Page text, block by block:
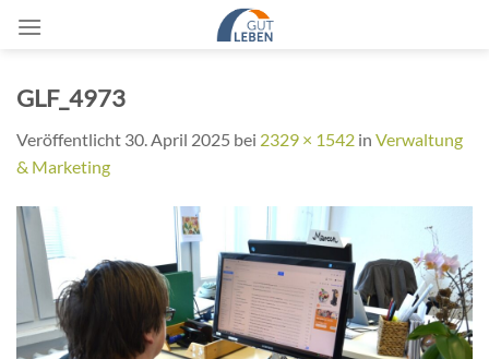
Inhalt
GLF_4973
Veröffentlicht 30. April 2025 bei 2329 × 1542 in Verwaltung
& Marketing